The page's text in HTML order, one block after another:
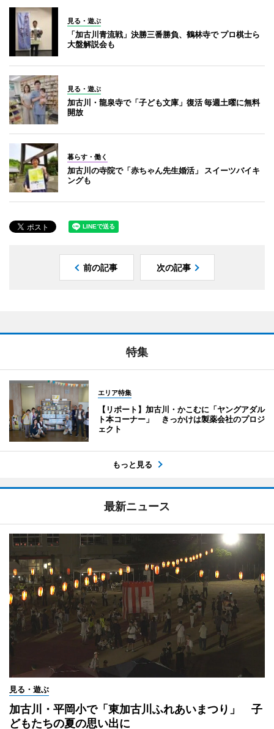
見る・遊ぶ
「加古川青流戦」決勝三番勝負、鶴林寺で プロ棋士ら
大盤解説会も
見る・遊ぶ
加古川・龍泉寺で「子ども文庫」復活 毎週土曜に無料
開放
暮らす・働く
加古川の寺院で「赤ちゃん先生婚活」 スイーツバイキ
ングも
前の記事 次の記事
特集
エリア特集
【リポート】加古川・かこむに「ヤングアダル
ト本コーナー」 きっかけは製薬会社のプロジ
ェクト
もっと見る
最新ニュース
見る・遊ぶ
加古川・平岡小で「東加古川ふれあいまつり」 子
どもたちの夏の思い出に